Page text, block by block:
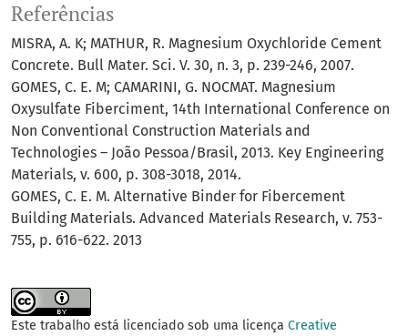
Referências
MISRA, A. K; MATHUR, R. Magnesium Oxychloride Cement
Concrete. Bull Mater. Sci. V. 30, n. 3, p. 239-246, 2007.
GOMES, C. E. M; CAMARINI, G. NOCMAT. Magnesium
Oxysulfate Fiberciment, 14th International Conference on
Non Conventional Construction Materials and
Technologies – João Pessoa/Brasil, 2013. Key Engineering
Materials, v. 600, p. 308-3018, 2014.
GOMES, C. E. M. Alternative Binder for Fibercement
Building Materials. Advanced Materials Research, v. 753-
755, p. 616-622. 2013
Este trabalho está licenciado sob uma licença Creative